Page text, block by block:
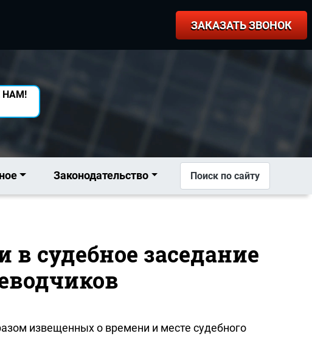
ЗАКАЗАТЬ ЗВОНОК
НАМ!
Законодательство Поиск по сайту
судебное заседание
извещенных о времени и месте судебного